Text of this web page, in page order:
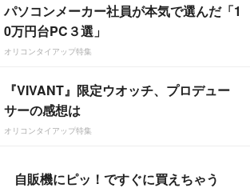
パソコンメーカー社員が本気で選んだ「1
0万円台PC３選」
オリコンタイアップ特集
『VIVANT』限定ウオッチ、プロデュー
サーの感想は
オリコンタイアップ特集
自販機にピッ！ですぐに買えちゃう